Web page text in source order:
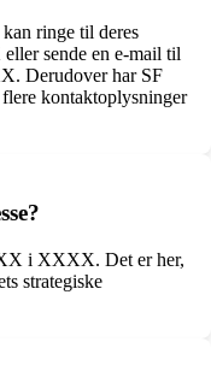
ringe til deres
sende en e-mail til
Derudover har SF
kontaktoplysninger
i XXXX. Det er her,
strategiske